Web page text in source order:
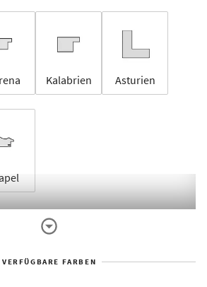
Kalabrien Asturien
VERFÜGBARE FARBEN